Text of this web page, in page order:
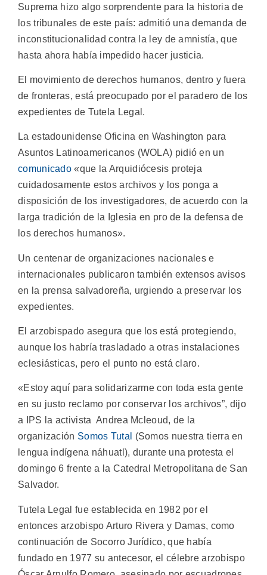
Suprema hizo algo sorprendente para la historia de
los tribunales de este país: admitió una demanda de
inconstitucionalidad contra la ley de amnistía, que
hasta ahora había impedido hacer justicia.
El movimiento de derechos humanos, dentro y fuera
de fronteras, está preocupado por el paradero de los
expedientes de Tutela Legal.
La estadounidense Oficina en Washington para
Asuntos Latinoamericanos (WOLA) pidió en un
comunicado «que la Arquidiócesis proteja
cuidadosamente estos archivos y los ponga a
disposición de los investigadores, de acuerdo con la
larga tradición de la Iglesia en pro de la defensa de
los derechos humanos».
Un centenar de organizaciones nacionales e
internacionales publicaron también extensos avisos
en la prensa salvadoreña, urgiendo a preservar los
expedientes.
El arzobispado asegura que los está protegiendo,
aunque los habría trasladado a otras instalaciones
eclesiásticas, pero el punto no está claro.
«Estoy aquí para solidarizarme con toda esta gente
en su justo reclamo por conservar los archivos”, dijo
a IPS la activista Andrea Mcleoud, de la
organización Somos Tutal (Somos nuestra tierra en
lengua indígena náhuatl), durante una protesta el
domingo 6 frente a la Catedral Metropolitana de San
Salvador.
Tutela Legal fue establecida en 1982 por el
entonces arzobispo Arturo Rivera y Damas, como
continuación de Socorro Jurídico, que había
fundado en 1977 su antecesor, el célebre arzobispo